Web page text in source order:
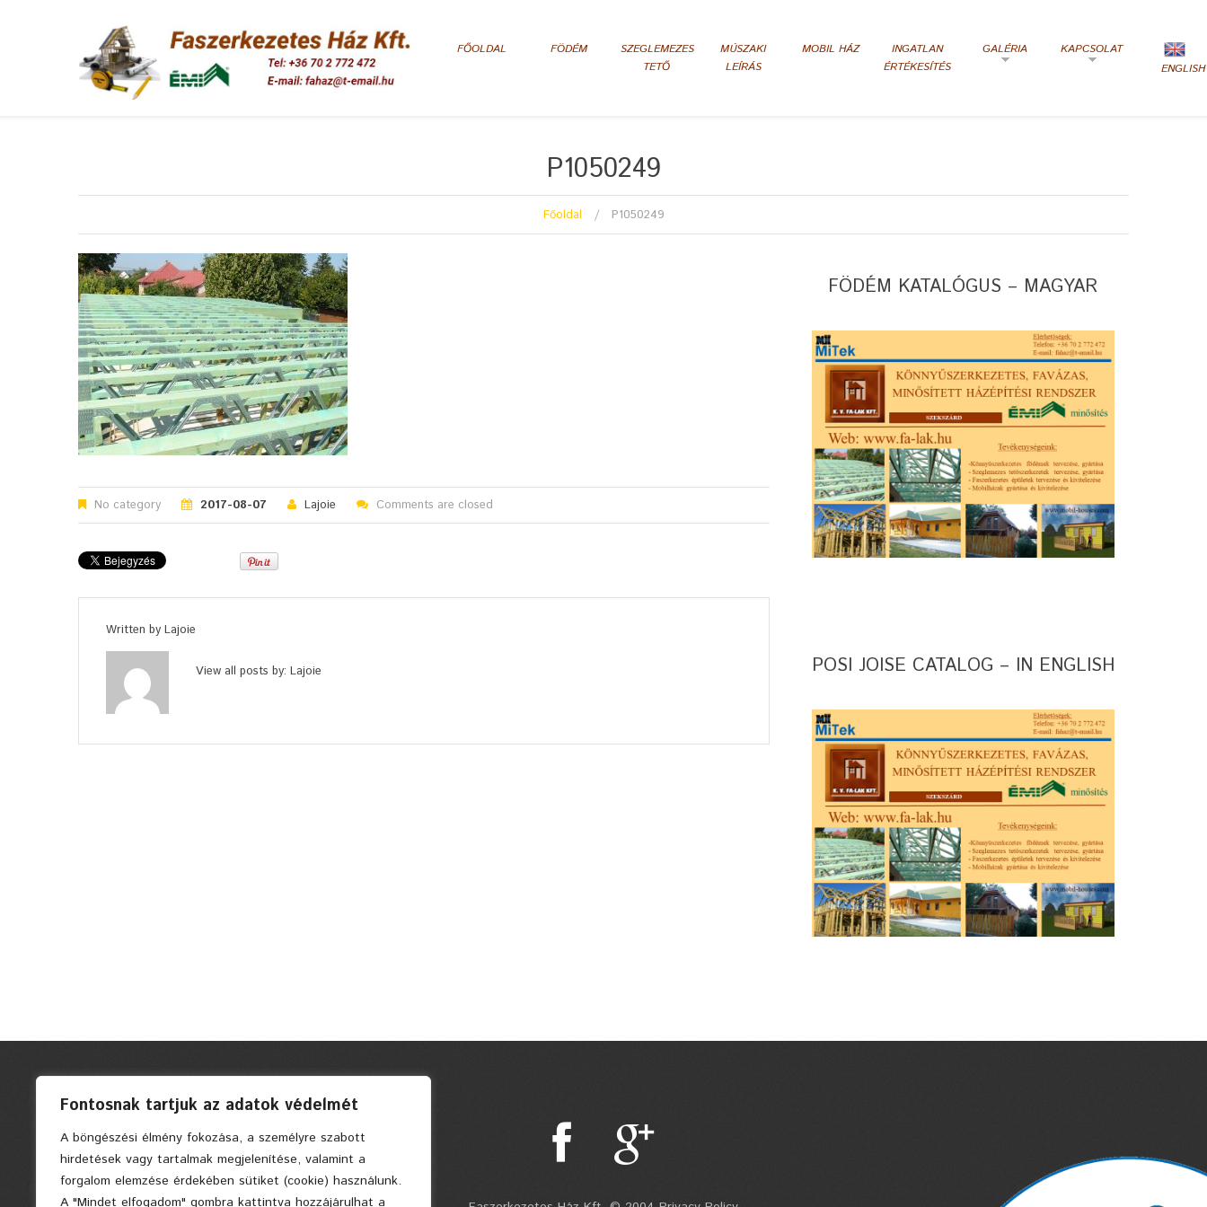
Fontosnak tartjuk az adatok védelmét
A böngészési élmény fokozása, a személyre szabott
hirdetések vagy tartalmak megjelenítése, valamint a
forgalom elemzése érdekében sütiket (cookie) használunk.
A "Mindet elfogadom" gombra kattintva hozzájárulhat a
FŐOLDAL FÖDÉM
SZEGLEMEZES
TETŐ
MÚSZAKI
LEÍRÁS
MOBIL HÁZ
INGATLAN
ÉRTÉKESÍTÉS
GALÉRIA
KAPCSOLAT
ENGLISH
P1050249
Főoldal P1050249
No category 2017-08-07 Lajoie Comments are closed
Written by Lajoie
View all posts by: Lajoie
FÖDÉM KATALÓGUS – MAGYAR
POSI JOISE CATALOG – IN ENGLISH